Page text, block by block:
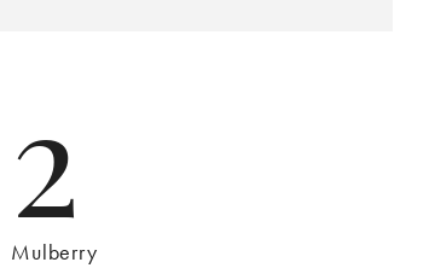
2
Mulberry